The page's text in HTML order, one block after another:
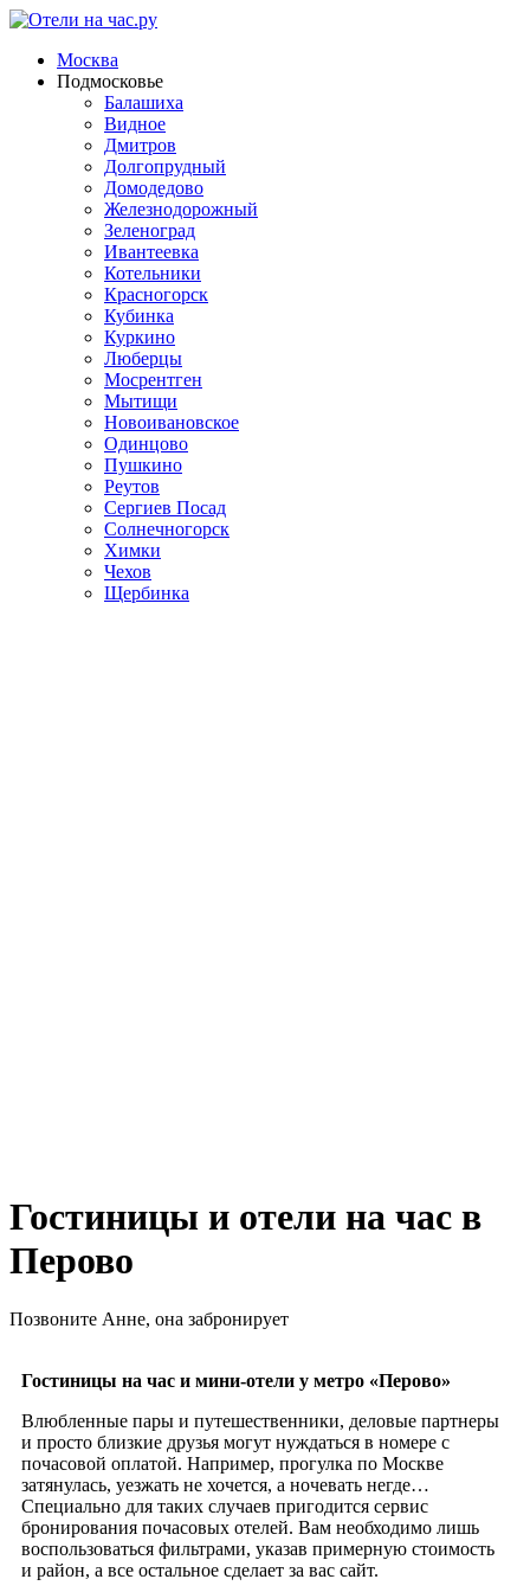
Москва
Подмосковье
Балашиха
Видное
Дмитров
Долгопрудный
Домодедово
Железнодорожный
Зеленоград
Ивантеевка
Котельники
Красногорск
Кубинка
Куркино
Люберцы
Мосрентген
Мытищи
Новоивановское
Одинцово
Пушкино
Реутов
Сергиев Посад
Солнечногорск
Химки
Чехов
Щербинка
Гостиницы и отели на час в
Перово
Позвоните Анне, она забронирует
Гостиницы на час и мини-отели у метро «Перово»
Влюбленные пары и путешественники, деловые партнеры
и просто близкие друзья могут нуждаться в номере с
почасовой оплатой. Например, прогулка по Москве
затянулась, уезжать не хочется, а ночевать негде…
Специально для таких случаев пригодится сервис
бронирования почасовых отелей. Вам необходимо лишь
воспользоваться фильтрами, указав примерную стоимость
и район, а все остальное сделает за вас сайт.